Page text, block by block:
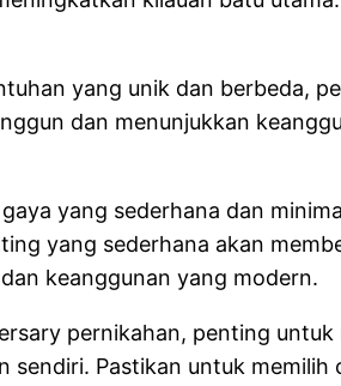
yang unik dan berbeda,
dan menunjukkan
yang sederhana dan
yang sederhana akan
keanggunan yang modern.
pernikahan, penting
sendiri. Pastikan untuk